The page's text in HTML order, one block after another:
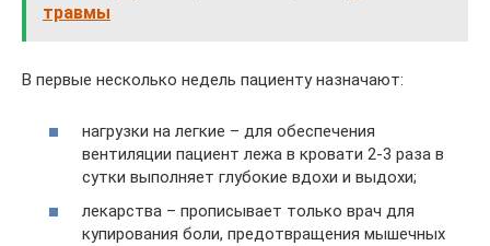
травмы
В первые несколько недель пациенту назначают:
нагрузки на легкие – для обеспечения
вентиляции пациент лежа в кровати 2-3 раза в
сутки выполняет глубокие вдохи и выдохи;
лекарства – прописывает только врач для
купирования боли, предотвращения мышечных